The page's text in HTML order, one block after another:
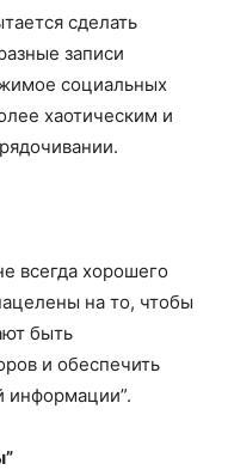
сделать
записи
социальных
хаотическим и
всегда хорошего
на то, чтобы
быть
и обеспечить
информации”.